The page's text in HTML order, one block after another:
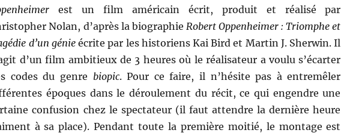
est un film américain écrit, produit et réalisé par
Nolan, d’après la biographie Robert Oppenheimer : Triomphe et
d’un génieécrite par les historiens Kai Bird et Martin J. Sherwin. Il
d’un film ambitieux de 3 heures où le réalisateur a voulu s’écarter
codes du genre biopic. Pour ce faire, il n’hésite pas à entremêler
époques dans le déroulement du récit, ce qui engendre une
confusion chez le spectateur (il faut attendre la dernière heure
à sa place). Pendant toute la première moitié, le montage est